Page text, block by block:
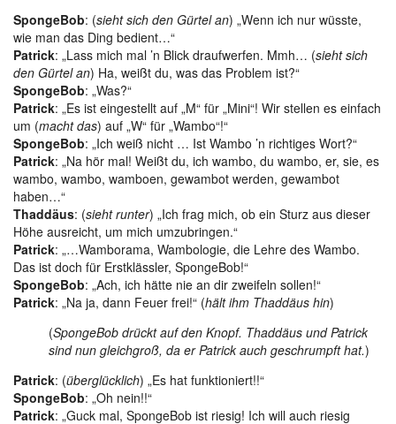
SpongeBob: (sieht sich den Gürtel an) „Wenn ich nur wüsste,
wie man das Ding bedient…“
Patrick: „Lass mich mal ’n Blick draufwerfen. Mmh… (sieht sich
den Gürtel an) Ha, weißt du, was das Problem ist?“
SpongeBob: „Was?“
Patrick: „Es ist eingestellt auf „M“ für „Mini“! Wir stellen es einfach
um (macht das) auf „W“ für „Wambo“!“
SpongeBob: „Ich weiß nicht … Ist Wambo ’n richtiges Wort?“
Patrick: „Na hör mal! Weißt du, ich wambo, du wambo, er, sie, es
wambo, wambo, wamboen, gewambot werden, gewambot
haben…“
Thaddäus: (sieht runter) „Ich frag mich, ob ein Sturz aus dieser
Höhe ausreicht, um mich umzubringen.“
Patrick: „…Wamborama, Wambologie, die Lehre des Wambo.
Das ist doch für Erstklässler, SpongeBob!“
SpongeBob: „Ach, ich hätte nie an dir zweifeln sollen!“
Patrick: „Na ja, dann Feuer frei!“ (hält ihm Thaddäus hin)
(SpongeBob drückt auf den Knopf. Thaddäus und Patrick
sind nun gleichgroß, da er Patrick auch geschrumpft hat.)
Patrick: (überglücklich) „Es hat funktioniert!!“
SpongeBob: „Oh nein!!“
Patrick: „Guck mal, SpongeBob ist riesig! Ich will auch riesig